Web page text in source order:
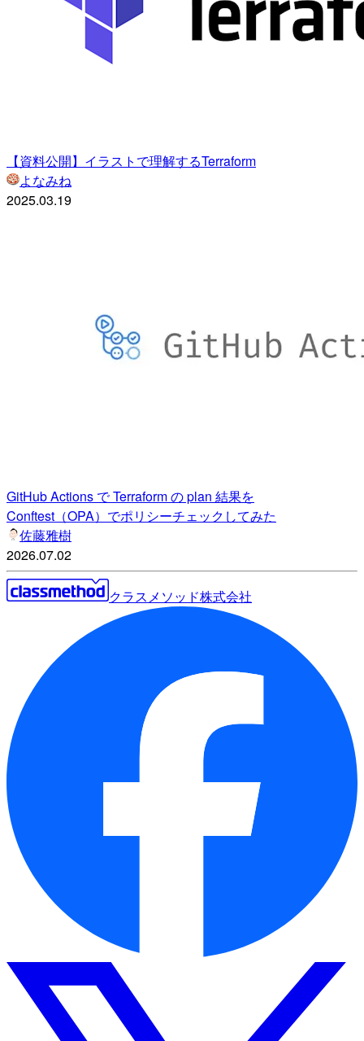
【資料公開】イラストで理解するTerraform
よなみね
2025.03.19
GitHub Actions で Terraform の plan 結果を
Conftest（OPA）でポリシーチェックしてみた
佐藤雅樹
2026.07.02
クラスメソッド株式会社